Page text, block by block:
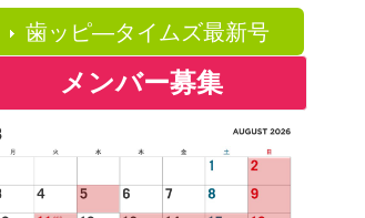
歯ッピ―タイムズ最新号
メンバー募集